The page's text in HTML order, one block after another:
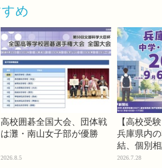
め
高校囲碁全国大会、団体戦
は灘・南山女子部が優勝
2026.8.5
【高校受
兵庫県内
結、個別
2026.7.28